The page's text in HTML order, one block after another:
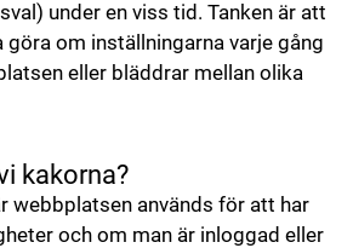
under en viss tid. Tanken är att
göra om inställningarna varje gång
eller bläddrar mellan olika
kakorna?
webbplatsen används för att har
och om man är inloggad eller